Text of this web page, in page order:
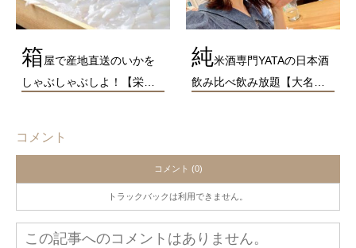
箱屋で産地直送のいかを
しゃぶしゃぶしよ！【栄…
純米酒専門YATAの日本酒
飲み比べ飲み放題【大名…
コメント
コメント (0)
トラックバックは利用できません。
この記事へのコメントはありません。